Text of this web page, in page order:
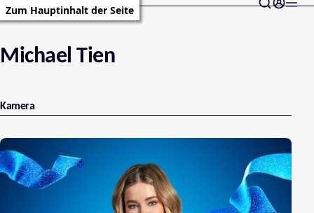
Zum Hauptinhalt der Seite
Michael Tien
Kamera